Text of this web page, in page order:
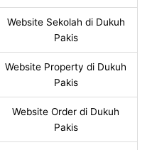
Website Sekolah di Dukuh
Pakis
Website Property di Dukuh
Pakis
Website Order di Dukuh
Pakis